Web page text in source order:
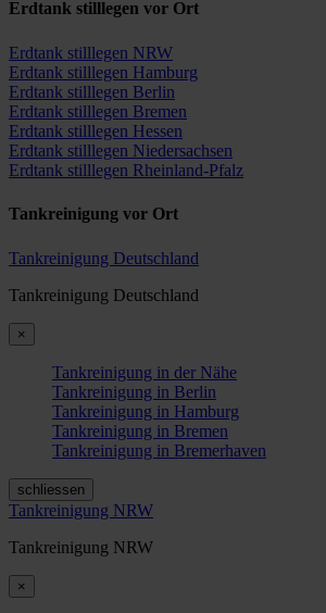
Erdtank stilllegen vor Ort
Erdtank stilllegen NRW
Erdtank stilllegen Hamburg
Erdtank stilllegen Berlin
Erdtank stilllegen Bremen
Erdtank stilllegen Hessen
Erdtank stilllegen Niedersachsen
Erdtank stilllegen Rheinland-Pfalz
Tankreinigung vor Ort
Tankreinigung Deutschland
Tankreinigung Deutschland
×
Tankreinigung in der Nähe
Tankreinigung in Berlin
Tankreinigung in Hamburg
Tankreinigung in Bremen
Tankreinigung in Bremerhaven
schliessen
Tankreinigung NRW
Tankreinigung NRW
×